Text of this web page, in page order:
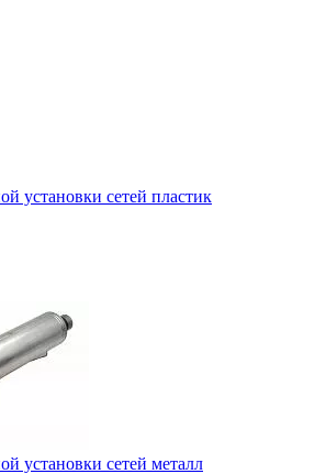
установки сетей пластик
установки сетей металл